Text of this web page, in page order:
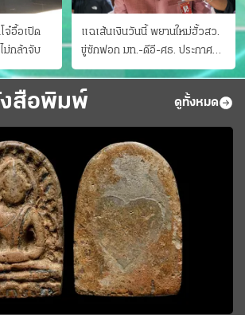
จ๋อื้อเปิด
ม่กล้าจับ
แฉเส้นเงินวันนี้ พยานใหม่ฮั้วสว.
ขู่ซักฟอก มท.-ดีอี-ศธ. ประกาศ
บัญชีท้องถิ่น
สือพิมพ์ ดูทั้งหมด